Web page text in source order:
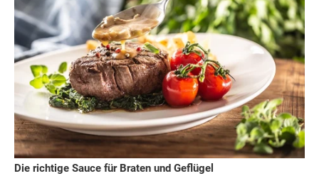
Die richtige Sauce für Braten und Geflügel